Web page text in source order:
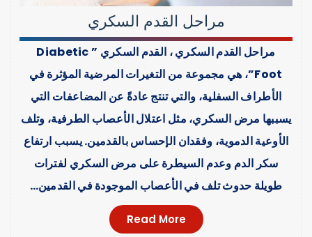
مراحل القدم السكري
مراحل القدم السكري ، القدم السكري ” Diabetic
Foot”، هي مجموعة من التغيرات المرضية المؤثرة في
الأطراف السفلية، والتي تنتج عادةً عن المضاعفات التي
يسببها مرض السكري، مثل اعتلال الأعصاب الطرفية، وتلف
الأوعية الدموية، وفقدان الإحساس بالقدمين. يسبب ارتفاع
سكر الدم وعدم السيطرة على مرض السكري لفترات
طويلة حدوث تلف في الأعصاب الموجودة في القدمين…
Read More